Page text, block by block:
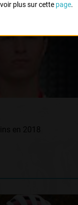
en 2018
plus sur cette page.